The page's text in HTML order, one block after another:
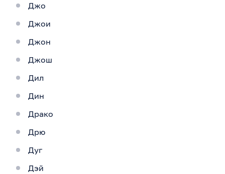
Джо
Джои
Джон
Джош
Дил
Дин
Драко
Дрю
Дуг
Дэй